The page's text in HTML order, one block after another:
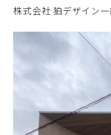
株式会社 狛デザイン